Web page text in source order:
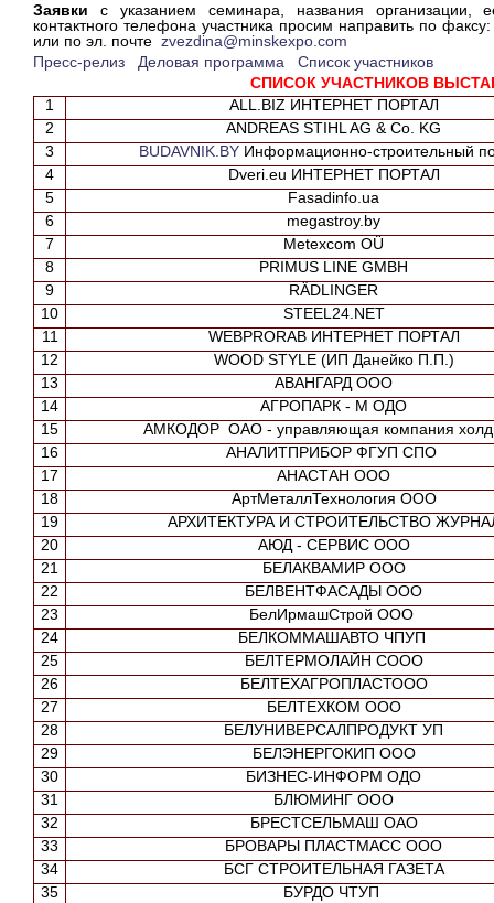
Заявки с указанием семинара, названия
контактного телефона участника просим направить по
или по эл. почте zvezdina@minskexpo.com
Пресс-релиз Деловая программа Список участников
СПИСОК УЧАСТНИКОВ
1
ALL.BIZ ИНТЕРНЕТ ПОРТАЛ
2
ANDREAS STIHL AG & Co. KG
3
BUDAVNIK.BYИнформационно-строительный
4
Dveri.eu ИНТЕРНЕТ ПОРТАЛ
5
Fasadinfo.ua
6
megastroy.by
7
Metexcom OÜ
8
PRIMUS LINE GMBH
9
RÄDLINGER
10
STEEL24.NET
11
WEBPRORAB ИНТЕРНЕТ ПОРТАЛ
12
WOOD STYLE (ИП Данейко П.П.)
13
АВАНГАРД ООО
14
АГРОПАРК - М ОДО
15
АМКОДОР ОАО - управляющая компания
16
АНАЛИТПРИБОР ФГУП СПО
17
АНАСТАН ООО
18
АртМеталлТехнология ООО
19
АРХИТЕКТУРА И СТРОИТЕЛЬСТВО
20
АЮД - СЕРВИС ООО
21
БЕЛАКВАМИР ООО
22
БЕЛВЕНТФАСАДЫ ООО
23
БелИрмашСтрой ООО
24
БЕЛКОММАШАВТО ЧПУП
25
БЕЛТЕРМОЛАЙН СООО
26
БЕЛТЕХАГРОПЛАСТООО
27
БЕЛТЕХКОМ ООО
28
БЕЛУНИВЕРСАЛПРОДУКТ УП
29
БЕЛЭНЕРГОКИП ООО
30
БИЗНЕС-ИНФОРМ ОДО
31
БЛЮМИНГ ООО
32
БРЕСТСЕЛЬМАШ ОАО
33
БРОВАРЫ ПЛАСТМАСС ООО
34
БСГ СТРОИТЕЛЬНАЯ ГАЗЕТА
35
БУРДО ЧТУП